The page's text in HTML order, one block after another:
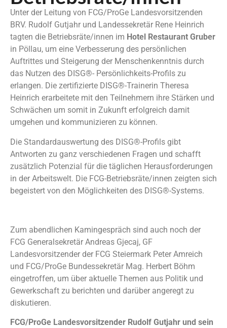
Unter der Leitung von FCG/ProGe Landesvorsitzenden
BRV. Rudolf Gutjahr und Landessekretär Rene Heinrich
tagten die Betriebsräte/innen im Hotel Restaurant Gruber
in Pöllau, um eine Verbesserung des persönlichen
Auftrittes und Steigerung der Menschenkenntnis durch
das Nutzen des DISG®- Persönlichkeits-Profils zu
erlangen. Die zertifizierte DISG®-Trainerin Theresa
Heinrich erarbeitete mit den Teilnehmern ihre Stärken und
Schwächen um somit in Zukunft erfolgreich damit
umgehen und kommunizieren zu können.
Die Standardauswertung des DISG®-Profils gibt
Antworten zu ganz verschiedenen Fragen und schafft
zusätzlich Potenzial für die täglichen Herausforderungen
in der Arbeitswelt. Die FCG-Betriebsräte/innen zeigten sich
begeistert von den Möglichkeiten des DISG®-Systems.
Zum abendlichen Kamingespräch sind auch noch der
FCG Generalsekretär Andreas Gjecaj, GF
Landesvorsitzender der FCG Steiermark Peter Amreich
und FCG/ProGe Bundessekretär Mag. Herbert Böhm
eingetroffen, um über aktuelle Themen aus Politik und
Gewerkschaft zu berichten und darüber angeregt zu
diskutieren.
FCG/ProGe Landesvorsitzender Rudolf Gutjahr und sein